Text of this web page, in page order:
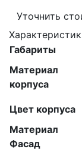
Уточнить
Габариты
Материал
корпуса
Цвет корпуса
Материал
Фасад